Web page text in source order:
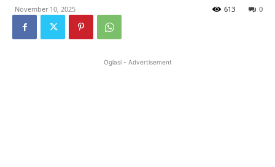
November 10, 2025 0
613
Oglasi - Advertisement